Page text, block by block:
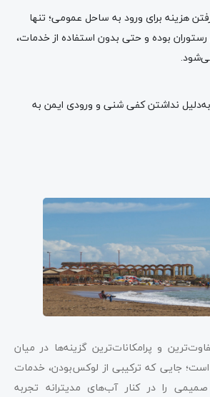
هزینه برای ورود به ساحل عمومی؛ تنها
بوده و حتی بدون استفاده از خدمات،
به‌دلیل نداشتن کفی شنی و ورودی ایمن به
و پرامکانات‌ترین گزینه‌ها در میان
است؛ جایی که ترکیبی از لوکس‌بودن، خدمات
را در کنار آب‌های مدیترانه تجربه